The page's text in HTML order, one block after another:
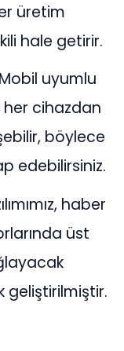
üretim
hale getirir.
uyumlu
her cihazdan
böylece
edebilirsiniz.
haber
üst
geliştirilmiştir.